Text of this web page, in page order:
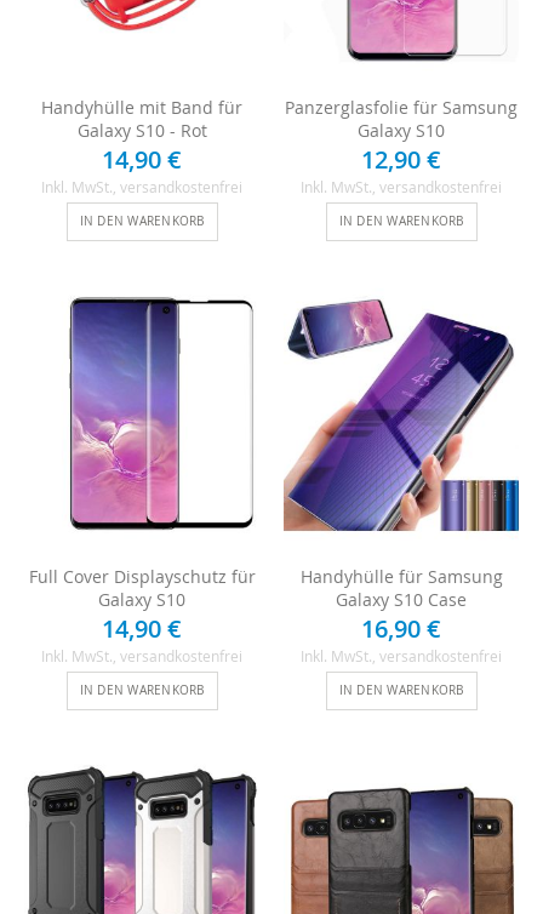
Handyhülle mit Band für
Galaxy S10 - Rot
14,90 €
Inkl. MwSt. , versandkostenfrei
IN DEN WARENKORB
Panzerglasfolie für Samsung
Galaxy S10
12,90 €
Inkl. MwSt. , versandkostenfrei
IN DEN WARENKORB
Full Cover Displayschutz für
Galaxy S10
14,90 €
Inkl. MwSt., versandkostenfrei
IN DEN WARENKORB
Handyhülle für Samsung
Galaxy S10 Case
16,90 €
Inkl. MwSt., versandkostenfrei
IN DEN WARENKORB